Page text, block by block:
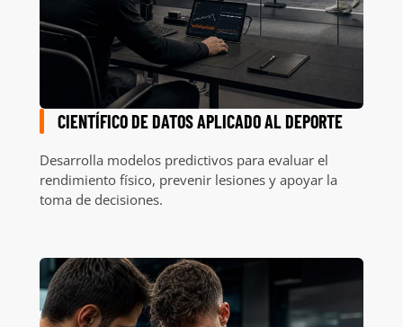
CIENTÍFICO DE DATOS APLICADO AL DEPORTE
Desarrolla modelos predictivos para evaluar el
rendimiento físico, prevenir lesiones y apoyar la
toma de decisiones.